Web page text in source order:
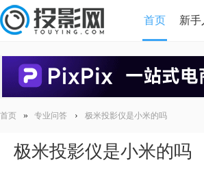
首页 新手
HDMI版本对比
首页 » 专业问答 › 极米投影仪是小米的吗
极米投影仪是小米的吗